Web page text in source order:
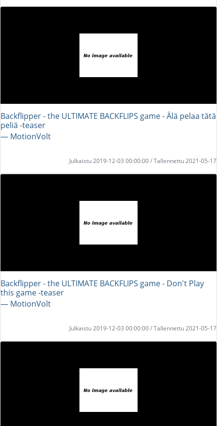
Backflipper - the ULTIMATE BACKFLIPS game - Älä pelaa tätä
peliä -teaser
― MotionVolt
Julkaistu 2019-12-03 00:00:00 / Tallennettu 2021-05-17
Backflipper - the ULTIMATE BACKFLIPS game - Don't Play
this game -teaser
― MotionVolt
Julkaistu 2019-12-03 00:00:00 / Tallennettu 2021-05-17